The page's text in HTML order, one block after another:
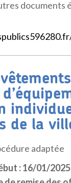
documents
de la
adaptée
: 16/01/2025